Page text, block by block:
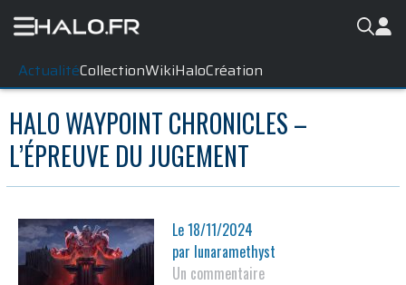
ActualitéCollectionWikiHaloCréation
HALO WAYPOINT CHRONICLES –
L’ÉPREUVE DU JUGEMENT
Le18/11/2024
par lunaramethyst
Un commentaire